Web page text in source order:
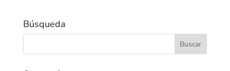
Búsqueda